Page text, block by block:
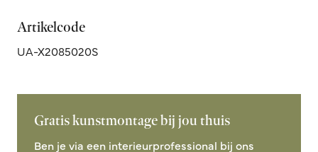
Artikelcode
UA-X2085020S
Gratis kunstmontage bij jou thuis
Ben je via een interieurprofessional bij ons